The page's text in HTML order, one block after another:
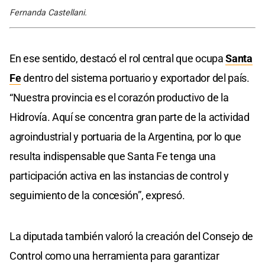
Fernanda Castellani.
En ese sentido, destacó el rol central que ocupaSanta
Fedentro del sistema portuario y exportador del país.
“Nuestra provincia es el corazón productivo de la
Hidrovía. Aquí se concentra gran parte de la actividad
agroindustrial y portuaria de la Argentina, por lo que
resulta indispensable que Santa Fe tenga una
participación activa en las instancias de control y
seguimiento de la concesión”, expresó.
La diputada también valoró la creación del Consejo de
Control como una herramienta para garantizar